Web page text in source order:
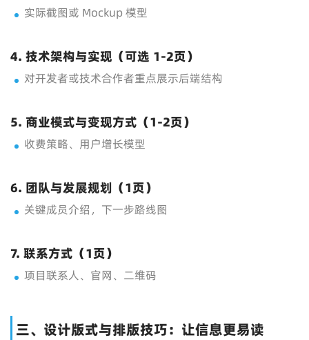
实际截图或 Mockup 模型
4. 技术架构与实现（可选 1-2页）
对开发者或技术合作者重点展示后端结构
5. 商业模式与变现方式（1-2页）
收费策略、用户增长模型
6. 团队与发展规划（1页）
关键成员介绍，下一步路线图
7. 联系方式（1页）
项目联系人、官网、二维码
三、设计版式与排版技巧：让信息更易读